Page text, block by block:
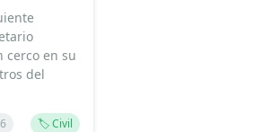
cerco en su
del
🏷️ Civil